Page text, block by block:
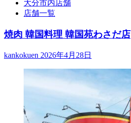
大分市内店舗
店舗一覧
焼肉 韓国料理 韓国苑わさだ店
kankokuen 2026年4月28日